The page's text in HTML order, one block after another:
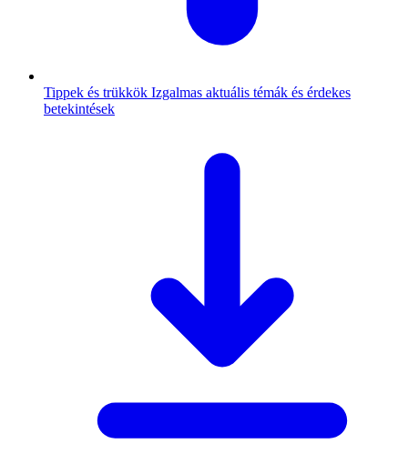
Tippek és trükkök Izgalmas aktuális témák és érdekes
betekintések